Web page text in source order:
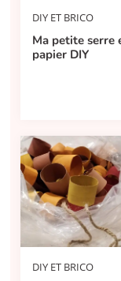
DIY ET BRICO
Ma petite serre
papier DIY
DIY ET BRICO